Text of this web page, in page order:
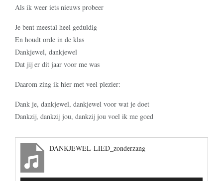
Als ik weer iets nieuws probeer
Je bent meestal heel geduldig
En houdt orde in de klas
Dankjewel, dankjewel
Dat jij er dit jaar voor me was
Daarom zing ik hier met veel plezier:
Dank je, dankjewel, dankjewel voor wat je doet
Dankzij, dankzij jou, dankzij jou voel ik me goed
DANKJEWEL-LIED_zonderzang